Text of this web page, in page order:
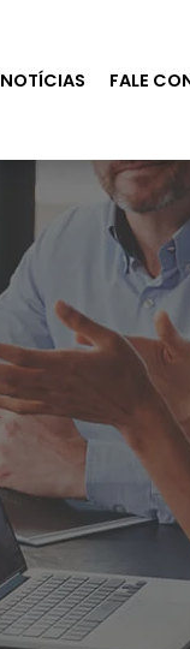
NOTÍCIAS FALE